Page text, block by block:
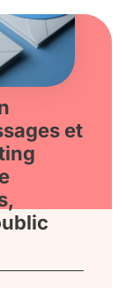
et